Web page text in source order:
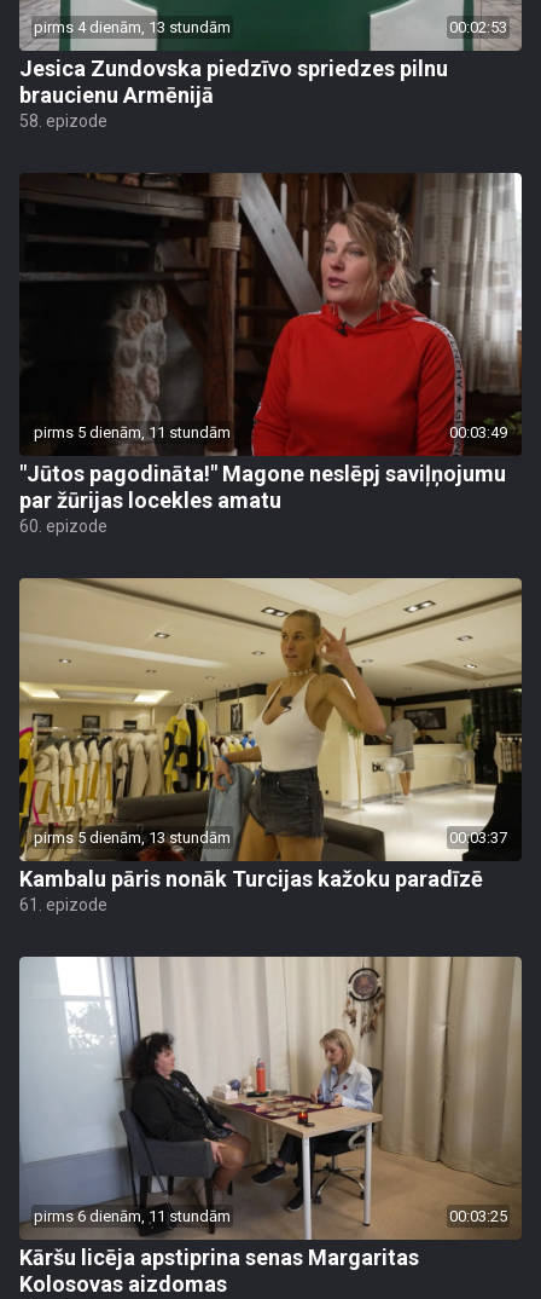
pirms 4 dienām, 13 stundām 00:02:53
Jesica Zundovska piedzīvo spriedzes pilnu
braucienu Armēnijā
58. epizode
pirms 5 dienām, 11 stundām 00:03:49
"Jūtos pagodināta!" Magone neslēpj saviļņojumu
par žūrijas locekles amatu
60. epizode
pirms 5 dienām, 13 stundām 00:03:37
Kambalu pāris nonāk Turcijas kažoku paradīzē
61. epizode
pirms 6 dienām, 11 stundām 00:03:25
Kāršu licēja apstiprina senas Margaritas
Kolosovas aizdomas